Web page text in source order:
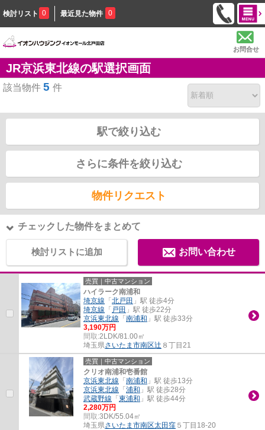
検討リスト 0 最近見た物件 0
お問合せ
JR京浜東北線の駅選択画面
該当物件 5 件
駅で絞り込む
さらに条件を絞り込む
物件リクエスト
チェックした物件をまとめて
検討リストに追加 お問い合わせ
売買｜中古マンション
ハイラーク南浦和
埼京線 「 北戸田 」駅 徒歩4分
埼京線 「 戸田 」駅 徒歩22分
京浜東北線 「 南浦和 」駅 徒歩33分
3,190万円
間取:2LDK/81.00㎡
埼玉県さいたま市南区辻 ８丁目21
売買｜中古マンション
クリオ南浦和壱番館
京浜東北線 「 南浦和 」駅 徒歩13分
京浜東北線 「 浦和 」駅 徒歩28分
武蔵野線 「 東浦和 」駅 徒歩44分
2,280万円
間取:3DK/55.04㎡
埼玉県さいたま市南区太田窪 ５丁目18-20